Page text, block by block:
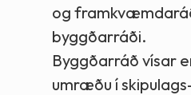
og
byggðarráði.
Byggðarráð vísar
umræðu í